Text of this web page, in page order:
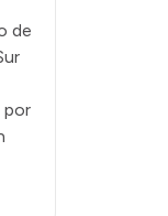
de
por